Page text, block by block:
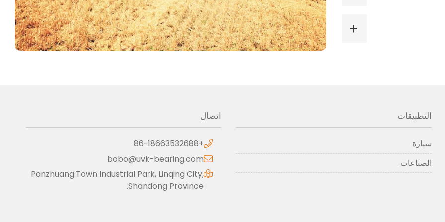
التطبيقات
سيارة
الصناعات
اتصال
+86-18663532688
bobo@uvk-bearing.com
Panzhuang Town Industrial Park, Linqing City,
Shandong Province.